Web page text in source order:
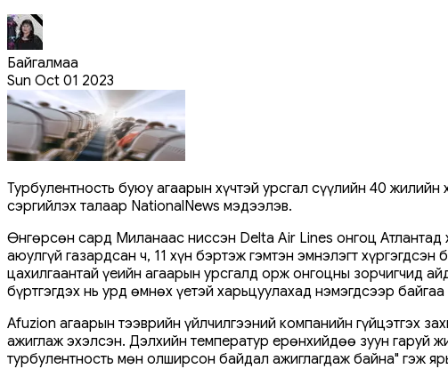
Байгалмаа
Sun Oct 01 2023
Турбулентность буюу агаарын хүчтэй урсгал сүүлийн 40
сэргийлэх талаар NationalNews мэдээлэв.
Өнгөрсөн сард Миланаас ниссэн Delta Air Lines онгоц Атлантад
аюулгүй газардсан ч, 11 хүн бэртэж гэмтэн эмнэлэгт
цахилгаантай үеийн агаарын урсгалд орж онгоцны зорчигчид
бүртгэгдэх нь урд өмнөх үетэй харьцуулахад нэмэгдсээр
Afuzion агаарын тээврийн үйлчилгээний компанийн гүйцэтгэх
ажиглаж эхэлсэн. Дэлхийн температур ерөнхийдөө зуун гаруй
турбулентность мөн олширсон байдал ажиглагдаж байна" гэж